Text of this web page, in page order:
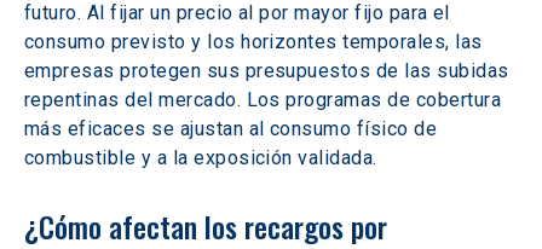
futuro. Al fijar un precio al por mayor fijo para el
consumo previsto y los horizontes temporales, las
empresas protegen sus presupuestos de las subidas
repentinas del mercado. Los programas de cobertura
más eficaces se ajustan al consumo físico de
combustible y a la exposición validada.
¿Cómo afectan los recargos por